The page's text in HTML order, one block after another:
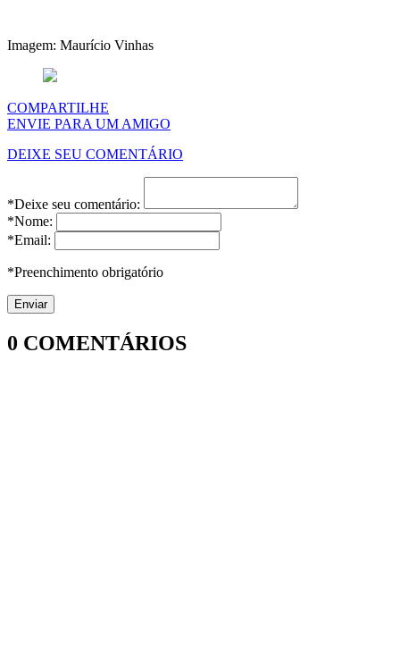
Imagem: Maurício Vinhas
COMPARTILHE
ENVIE PARA UM AMIGO
DEIXE SEU COMENTÁRIO
*Deixe seu comentário:
*Nome:
*Email:
*Preenchimento obrigatório
0 COMENTÁRIOS